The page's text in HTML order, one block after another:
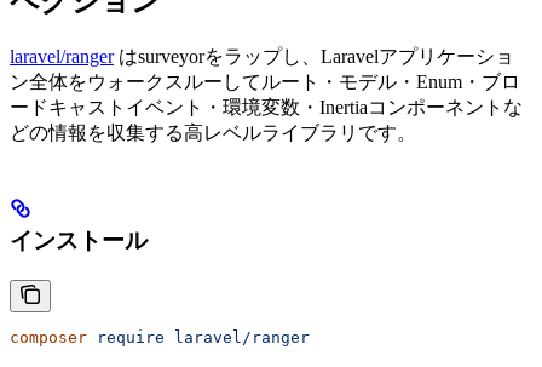
laravel/rangerはsurveyorをラップし、Laravelアプリケーショ
ン全体をウォークスルーしてルート・モデル・Enum・ブロ
ードキャストイベント・環境変数・Inertiaコンポーネントな
どの情報を収集する高レベルライブラリです。
インストール
composer require laravel/ranger